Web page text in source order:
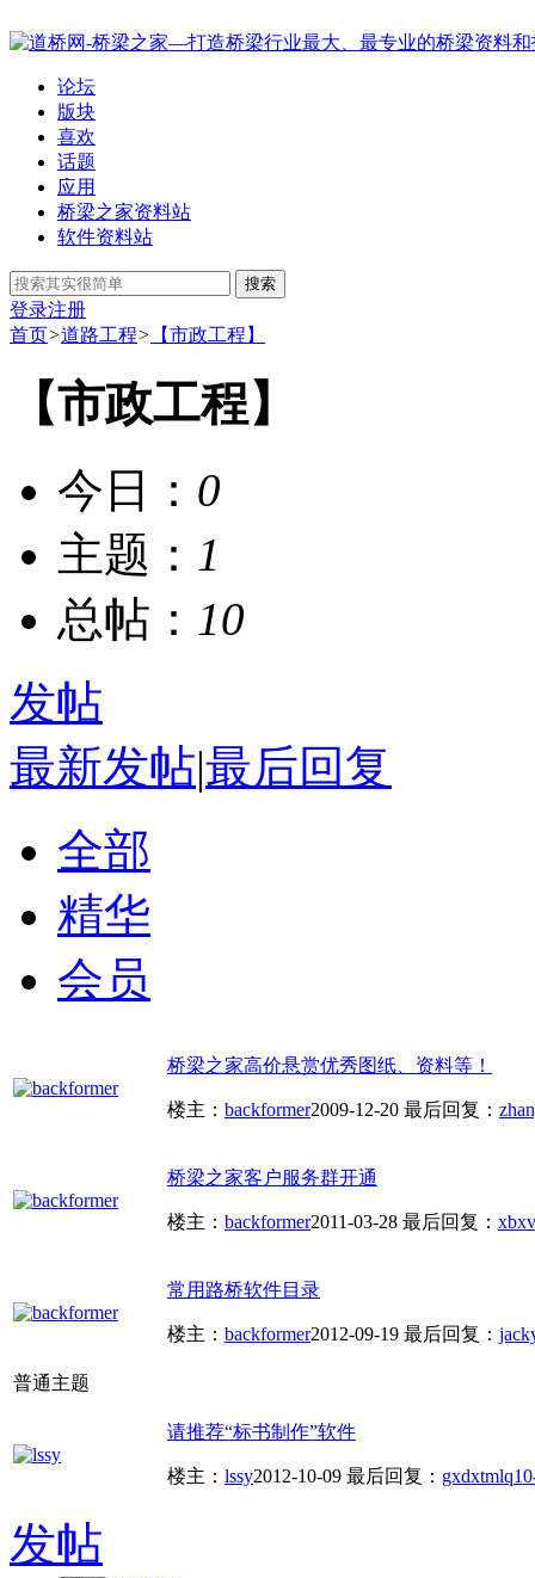
论坛
版块
喜欢
话题
应用
桥梁之家资料站
软件资料站
搜索
登录注册
首页>道路工程> 【市政工程】
【市政工程】
今日： 0
主题： 1
总帖： 10
发帖
最新发帖|最后回复
全部
精华
会员
桥梁之家高价悬赏优秀图纸、资料等！
楼主： backformer2009-12-20 最后回复：
桥梁之家客户服务群开通
楼主： backformer2011-03-28 最后回复：
常用路桥软件目录
楼主： backformer2012-09-19 最后回复：
普通主题
请推荐“标书制作”软件
楼主： lssy2012-10-09 最后回复： gxdxtmlq
发帖